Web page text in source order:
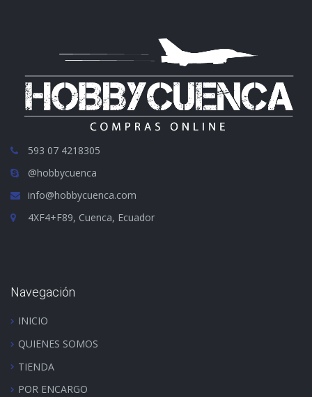
593 07 4218305
@hobbycuenca
info@hobbycuenca.com
4XF4+F89, Cuenca, Ecuador
Navegación
INICIO
QUIENES SOMOS
TIENDA
POR ENCARGO